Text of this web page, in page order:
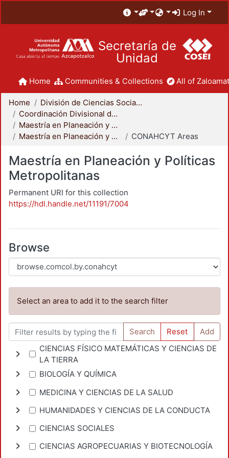
Log In
Secretaría de
Unidad
Home Communities & Collections All of
Home
División de Ciencias Sociales y Humanidades
Coordinación Divisional de Posgrado
Maestría en Planeación y Políticas Metropolitanas
Maestría en Planeación y Políticas Metropolitanas
CONAHCYT Areas
Maestría en Planeación y Políticas
Metropolitanas
Permanent URI for this collection
https://hdl.handle.net/11191/7004
Browse
Select an area to add it to the search filter
Search Reset
Add
CIENCIAS FÍSICO MATEMÁTICAS Y CIENCIAS DE
LA TIERRA
BIOLOGÍA Y QUÍMICA
MEDICINA Y CIENCIAS DE LA SALUD
HUMANIDADES Y CIENCIAS DE LA CONDUCTA
CIENCIAS SOCIALES
CIENCIAS AGROPECUARIAS Y BIOTECNOLOGÍA